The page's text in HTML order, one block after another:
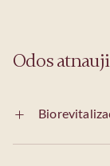
Odos